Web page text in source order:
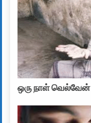
ஒரு நாள் வெல்வேன்